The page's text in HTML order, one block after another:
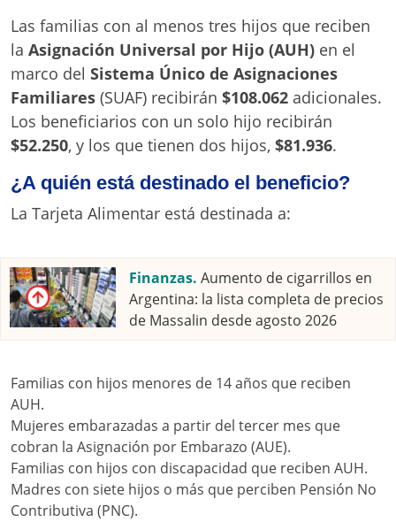
Las familias con al menos tres hijos que reciben
la Asignación Universal por Hijo (AUH) en el
marco del Sistema Único de Asignaciones
Familiares (SUAF) recibirán $108.062 adicionales.
Los beneficiarios con un solo hijo recibirán
$52.250, y los que tienen dos hijos, $81.936.
¿A quién está destinado el beneficio?
La Tarjeta Alimentar está destinada a:
Finanzas. Aumento de cigarrillos en
Argentina: la lista completa de precios
de Massalin desde agosto 2026
Familias con hijos menores de 14 años que reciben
AUH.
Mujeres embarazadas a partir del tercer mes que
cobran la Asignación por Embarazo (AUE).
Familias con hijos con discapacidad que reciben AUH.
Madres con siete hijos o más que perciben Pensión No
Contributiva (PNC).